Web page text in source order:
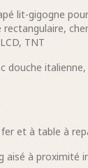
lit-gigogne
TNT
douche
et à table à
aisé à proximité